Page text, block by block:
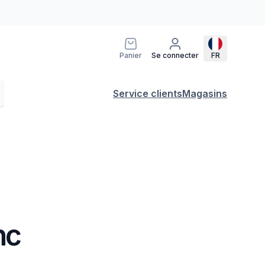
Panier Se connecter FR
Service clientsMagasins